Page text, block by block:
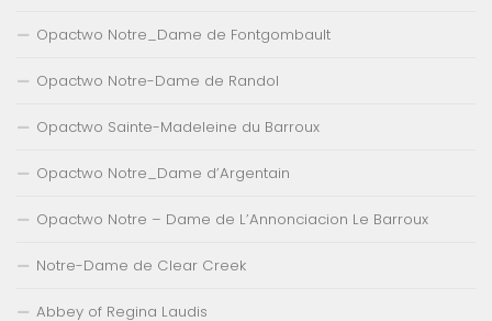
Opactwo Notre_Dame de Fontgombault
Opactwo Notre-Dame de Randol
Opactwo Sainte-Madeleine du Barroux
Opactwo Notre_Dame d’Argentain
Opactwo Notre – Dame de L’Annonciacion Le Barroux
Notre-Dame de Clear Creek
Abbey of Regina Laudis